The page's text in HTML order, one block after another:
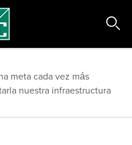
meta cada vez más
nuestra infraestructura